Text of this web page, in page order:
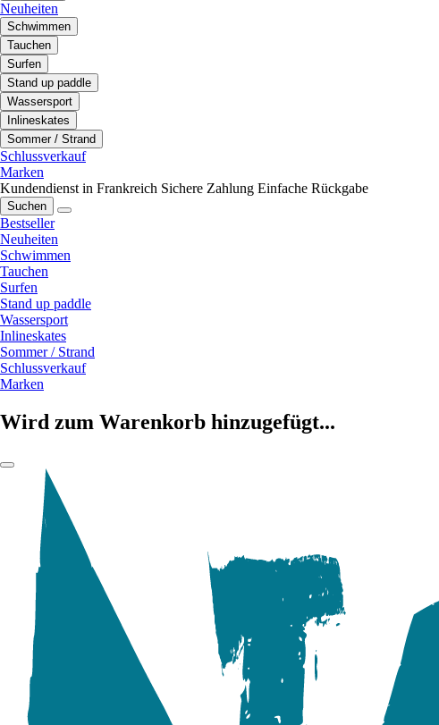
Neuheiten
Schwimmen
Tauchen
Surfen
Stand up paddle
Wassersport
Inlineskates
Sommer / Strand
Schlussverkauf
Marken
Kundendienst in Frankreich Sichere Zahlung Einfache Rückgabe
Suchen
Bestseller
Neuheiten
Schwimmen
Tauchen
Surfen
Stand up paddle
Wassersport
Inlineskates
Sommer / Strand
Schlussverkauf
Marken
Wird zum Warenkorb hinzugefügt...